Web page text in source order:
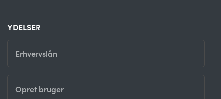
YDELSER
Erhvervslån
Opret bruger